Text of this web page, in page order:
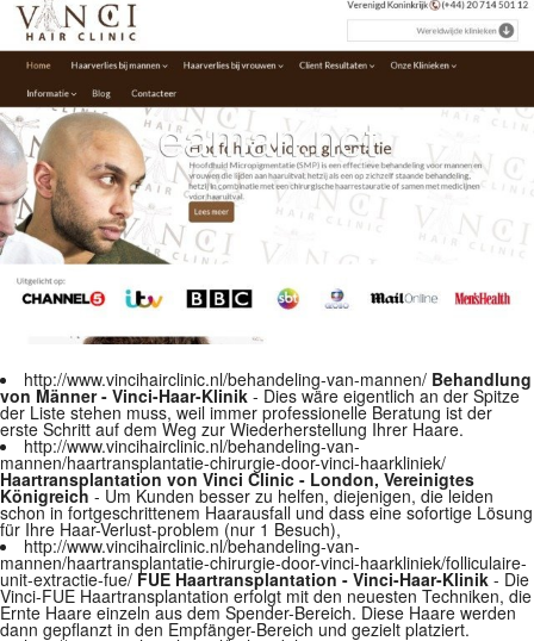
http://www.vincihairclinic.nl/behandeling-van-mannen/ Behandlung
von Männer - Vinci-Haar-Klinik - Dies wäre eigentlich an der Spitze
der Liste stehen muss, weil immer professionelle Beratung ist der
erste Schritt auf dem Weg zur Wiederherstellung Ihrer Haare.
http://www.vincihairclinic.nl/behandeling-van-
mannen/haartransplantatie-chirurgie-door-vinci-haarkliniek/
Haartransplantation von Vinci Clinic - London, Vereinigtes
Königreich - Um Kunden besser zu helfen, diejenigen, die leiden
schon in fortgeschrittenem Haarausfall und dass eine sofortige Lösung
für Ihre Haar-Verlust-problem (nur 1 Besuch),
http://www.vincihairclinic.nl/behandeling-van-
mannen/haartransplantatie-chirurgie-door-vinci-haarkliniek/folliculaire-
unit-extractie-fue/ FUE Haartransplantation - Vinci-Haar-Klinik - Die
Vinci-FUE Haartransplantation erfolgt mit den neuesten Techniken, die
Ernte Haare einzeln aus dem Spender-Bereich. Diese Haare werden
dann gepflanzt in den Empfänger-Bereich und gezielt platziert.